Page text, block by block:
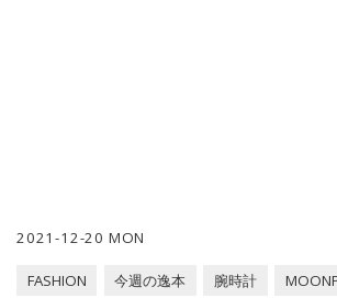
2021-12-20 MON
FASHION 今週の逸本 腕時計